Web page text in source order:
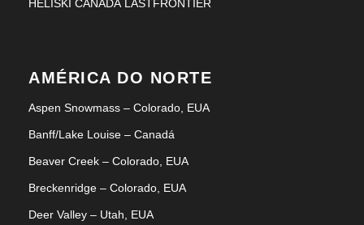
HELISKI CANADÁ LASTFRONTIER
AMÉRICA DO NORTE
Aspen Snowmass – Colorado, EUA
Banff/Lake Louise – Canadá
Beaver Creek – Colorado, EUA
Breckenridge – Colorado, EUA
Deer Valley – Utah, EUA